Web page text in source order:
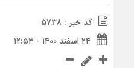
کد خبر : 5738
۲۴ اسفند ۱۴۰۰ - ۱۲:۵۳